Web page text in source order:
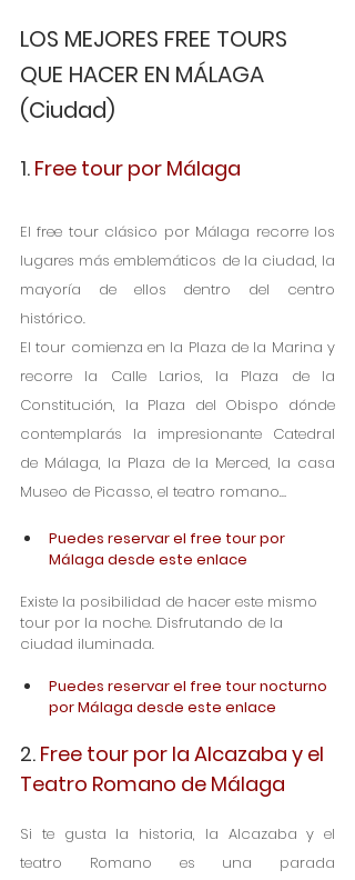
LOS MEJORES FREE TOURS
QUE HACER EN MÁLAGA
(Ciudad)
1. Free tour por Málaga
El free tour clásico por Málaga recorre los
lugares más emblemáticos de la ciudad, la
mayoría de ellos dentro del centro
histórico.
El tour comienza en la Plaza de la Marina y
recorre la Calle Larios, la Plaza de la
Constitución, la Plaza del Obispo dónde
contemplarás la impresionante Catedral
de Málaga, la Plaza de la Merced, la casa
Museo de Picasso, el teatro romano…
Puedes reservar el free tour por
Málaga desde este enlace
Existe la posibilidad de hacer este mismo
tour por la noche. Disfrutando de la
ciudad iluminada.
Puedes reservar el free tour nocturno
por Málaga desde este enlace
2. Free tour por la Alcazaba y el
Teatro Romano de Málaga
Si te gusta la historia, la Alcazaba y el
teatro Romano es una parada